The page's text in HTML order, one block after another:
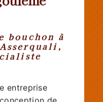
bouchon à
entreprise
de